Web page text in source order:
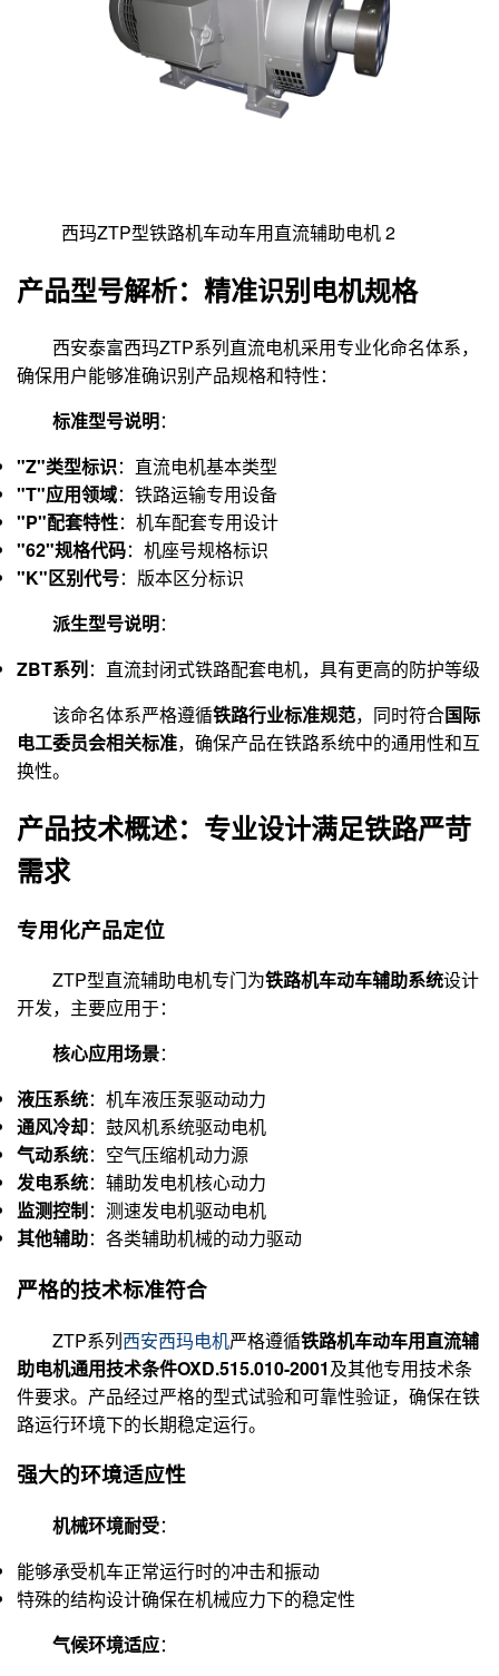
西玛ZTP型铁路机车动车用直流辅助电机 2
产品型号解析：精准识别电机规格
西安泰富西玛ZTP系列直流电机采用专业化命名体系，
确保用户能够准确识别产品规格和特性：
标准型号说明：
"Z"类型标识：直流电机基本类型
"T"应用领域：铁路运输专用设备
"P"配套特性：机车配套专用设计
"62"规格代码：机座号规格标识
"K"区别代号：版本区分标识
派生型号说明：
ZBT系列：直流封闭式铁路配套电机，具有更高的防护等级
该命名体系严格遵循铁路行业标准规范，同时符合国际
电工委员会相关标准，确保产品在铁路系统中的通用性和互
换性。
产品技术概述：专业设计满足铁路严苛
需求
专用化产品定位
ZTP型直流辅助电机专门为铁路机车动车辅助系统设计
开发，主要应用于：
核心应用场景：
液压系统：机车液压泵驱动动力
通风冷却：鼓风机系统驱动电机
气动系统：空气压缩机动力源
发电系统：辅助发电机核心动力
监测控制：测速发电机驱动电机
其他辅助：各类辅助机械的动力驱动
严格的技术标准符合
ZTP系列西安西玛电机严格遵循铁路机车动车用直流辅
助电机通用技术条件OXD.515.010-2001及其他专用技术条
件要求。产品经过严格的型式试验和可靠性验证，确保在铁
路运行环境下的长期稳定运行。
强大的环境适应性
机械环境耐受：
能够承受机车正常运行时的冲击和振动
特殊的结构设计确保在机械应力下的稳定性
气候环境适应：